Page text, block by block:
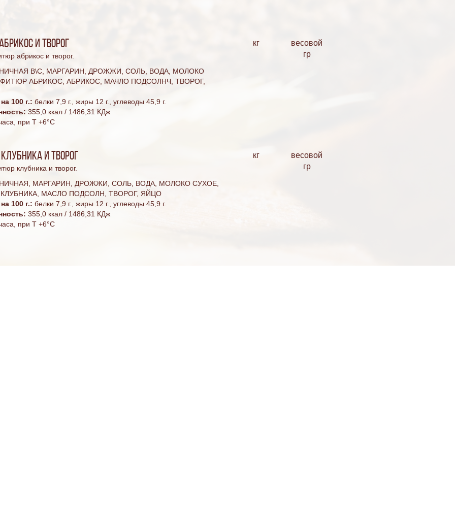
и творог
абрикос и творог.
В\С, МАРГАРИН, ДРОЖЖИ, СОЛЬ, ВОДА, МОЛОКО
АБРИКОС, АБРИКОС, МАЧЛО ПОДСОЛНЧ, ТВОРОГ,
100 г.: белки 7,9 г., жиры 12 г., углеводы 45,9 г.
355,0 ккал / 1486,31 КДж
при T +6°C
кг
весовой
гр
и творог
клубника и творог.
МАРГАРИН, ДРОЖЖИ, СОЛЬ, ВОДА, МОЛОКО СУХОЕ,
МАСЛО ПОДСОЛН, ТВОРОГ, ЯЙЦО
100 г.: белки 7,9 г., жиры 12 г., углеводы 45,9 г.
355,0 ккал / 1486,31 КДж
при T +6°C
кг
весовой
гр